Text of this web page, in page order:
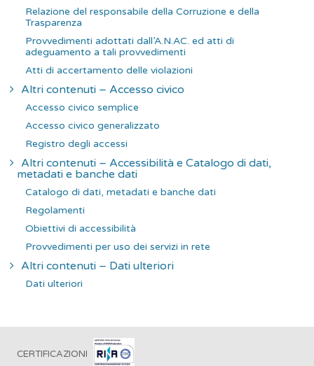
Relazione del responsabile della Corruzione e della
Trasparenza
Provvedimenti adottati dall’A.N.AC. ed atti di
adeguamento a tali provvedimenti
Atti di accertamento delle violazioni
Altri contenuti – Accesso civico
Accesso civico semplice
Accesso civico generalizzato
Registro degli accessi
Altri contenuti – Accessibilità e Catalogo di dati,
metadati e banche dati
Catalogo di dati, metadati e banche dati
Regolamenti
Obiettivi di accessibilità
Provvedimenti per uso dei servizi in rete
Altri contenuti – Dati ulteriori
Dati ulteriori
CERTIFICAZIONI